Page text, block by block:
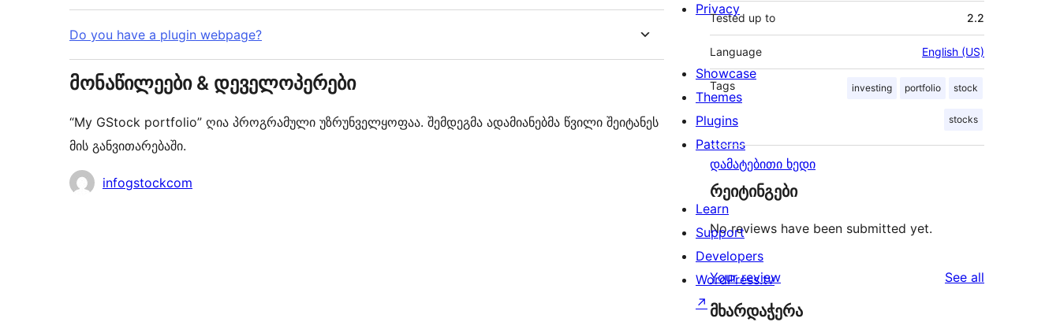
Do you have a plugin webpage?
მონაწილეები & დეველოპერები
“My GStock portfolio” ღია პროგრამული უზრუნველყოფაა. შემდეგმა ადამიანებმა წვილი შეიტანეს
მის განვითარებაში.
მონაწილეები
infogstockcom
Tested up to 2.2
Language English (US)
Tags investing portfolio stock
stocks
დამატებითი ხედი
რეიტინგები
No reviews have been submitted yet.
Your review See all
მხარდაჭერა
Privacy
Showcase
Themes
Plugins
Patterns
Learn
Support
Developers
WordPress.tv
↗